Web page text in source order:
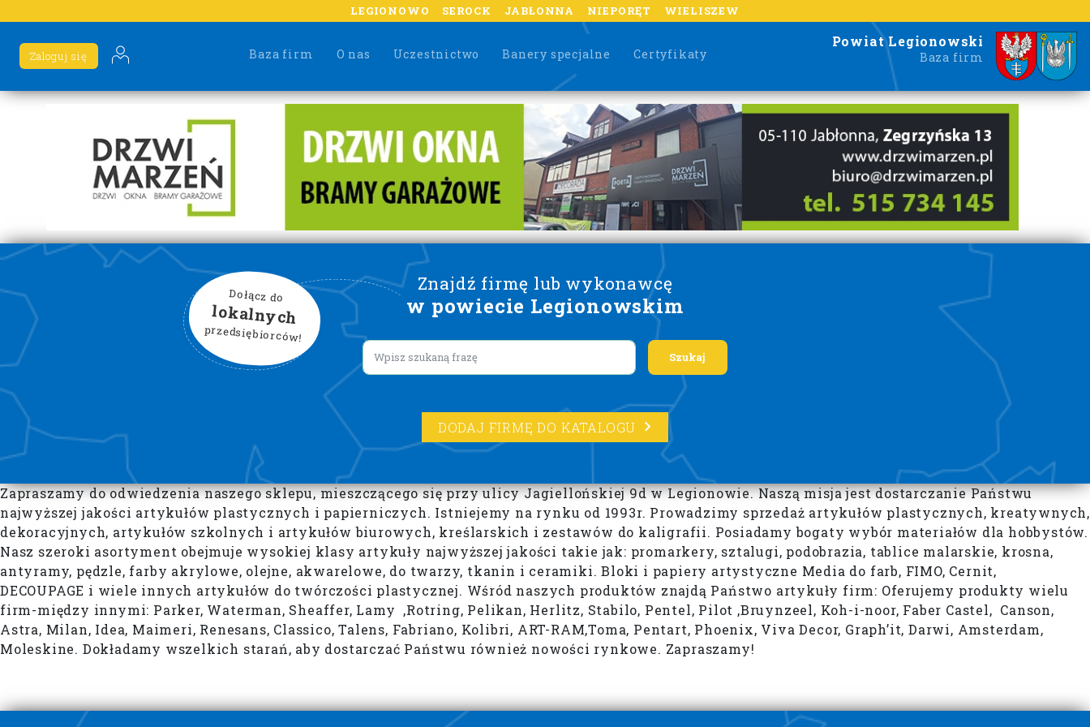
LEGIONOWO SEROCK JABŁONNA NIEPORĘT WIELISZEW
Baza firm O nas Uczestnictwo Banery specjalne Certyfikaty
Zaloguj się
Powiat Legionowski
Baza firm
Znajdź firmę lub wykonawcę
w powiecie Legionowskim
Dołącz do
lokalnych
przedsiębiorców!
Lorem ipsum
DODAJ FIRMĘ DO KATALOGU
Zapraszamy do odwiedzenia naszego sklepu, mieszczącego się przy ulicy Jagiellońskiej 9d w Legionowie. Naszą misja jest dostarczanie Państwu
najwyższej jakości artykułów plastycznych i papierniczych. Istniejemy na rynku od 1993r. Prowadzimy sprzedaż artykułów plastycznych, kreatywnych,
dekoracyjnych, artykułów szkolnych i artykułów biurowych, kreślarskich i zestawów do kaligrafii. Posiadamy bogaty wybór materiałów dla hobbystów.
Nasz szeroki asortyment obejmuje wysokiej klasy artykuły najwyższej jakości takie jak: promarkery, sztalugi, podobrazia, tablice malarskie, krosna,
antyramy, pędzle, farby akrylowe, olejne, akwarelowe, do twarzy, tkanin i ceramiki. Bloki i papiery artystyczne Media do farb, FIMO, Cernit,
DECOUPAGE i wiele innych artykułów do twórczości plastycznej. Wśród naszych produktów znajdą Państwo artykuły firm: Oferujemy produkty wielu
firm-między innymi: Parker, Waterman, Sheaffer, Lamy ,Rotring, Pelikan, Herlitz, Stabilo, Pentel, Pilot ,Bruynzeel, Koh-i-noor, Faber Castel, Canson,
Astra, Milan, Idea, Maimeri, Renesans, Classico, Talens, Fabriano, Kolibri, ART-RAM,Toma, Pentart, Phoenix, Viva Decor, Graph’it, Darwi, Amsterdam,
Moleskine. Dokładamy wszelkich starań, aby dostarczać Państwu również nowości rynkowe. Zapraszamy!